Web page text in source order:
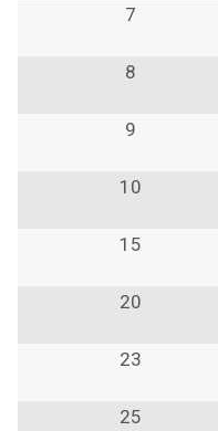
7
8
9
10
15
20
23
25